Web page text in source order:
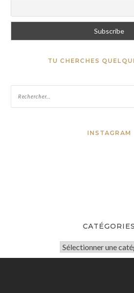
TU CHERCHES
INSTAGRAM
CATÉGORIES
Catégories